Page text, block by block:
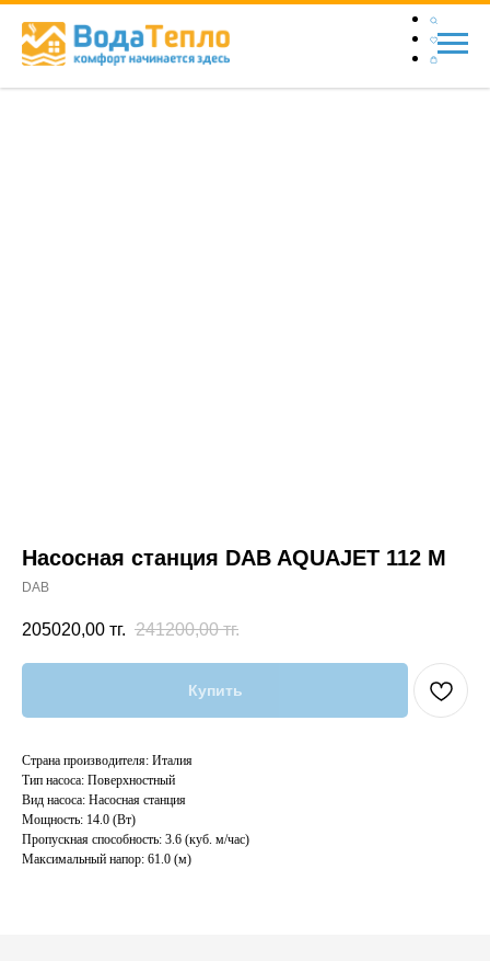
Насосная станция DAB AQUAJET 112 M
DAB
205020,00 тг. 241200,00 тг.
Купить
Страна производителя: Италия
Тип насоса: Поверхностный
Вид насоса: Насосная станция
Мощность: 14.0 (Вт)
Пропускная способность: 3.6 (куб. м/час)
Максимальный напор: 61.0 (м)